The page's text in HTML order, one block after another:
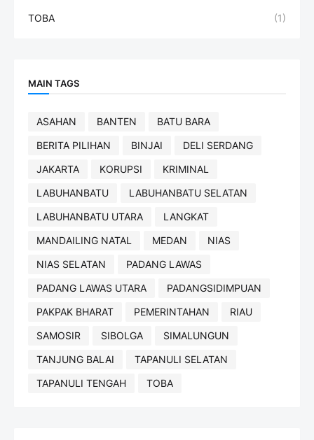
TOBA (1)
MAIN TAGS
ASAHAN BANTEN
BATU BARA
BERITA PILIHAN
BINJAI
DELI SERDANG
JAKARTA
KORUPSI
KRIMINAL
LABUHANBATU
LABUHANBATU SELATAN
LABUHANBATU UTARA
LANGKAT
MANDAILING NATAL
MEDAN
NIAS
NIAS SELATAN
PADANG LAWAS
PADANG LAWAS UTARA
PADANGSIDIMPUAN
PAKPAK BHARAT
PEMERINTAHAN
RIAU
SAMOSIR
SIBOLGA
SIMALUNGUN
TANJUNG BALAI
TAPANULI SELATAN
TAPANULI TENGAH
TOBA